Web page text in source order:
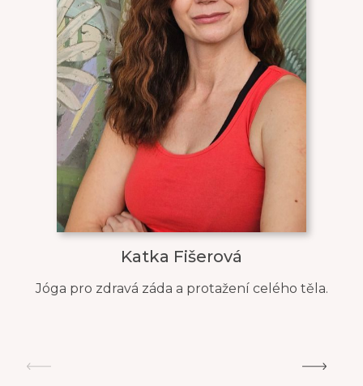
Katka Fišerová
Jóga pro zdravá záda a protažení celého těla.